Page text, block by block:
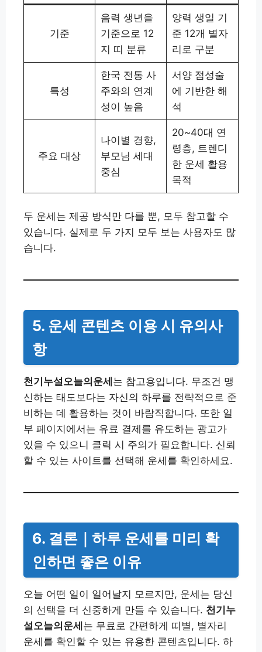
기준
음력 생년을
기준으로 12
지 띠 분류
양력 생일 기
준 12개 별자
리로 구분
특성
한국 전통 사
주와의 연계
성이 높음
서양 점성술
에 기반한 해
석
주요 대상
나이별 경향,
부모님 세대
중심
20~40대 연
령층, 트렌디
한 운세 활용
목적
두 운세는 제공 방식만 다를 뿐, 모두 참고할 수
있습니다. 실제로 두 가지 모두 보는 사용자도 많
습니다.
5. 운세 콘텐츠 이용 시 유의사
항
천기누설오늘의운세는 참고용입니다. 무조건 맹
신하는 태도보다는 자신의 하루를 전략적으로 준
비하는 데 활용하는 것이 바람직합니다. 또한 일
부 페이지에서는 유료 결제를 유도하는 광고가
있을 수 있으니 클릭 시 주의가 필요합니다. 신뢰
할 수 있는 사이트를 선택해 운세를 확인하세요.
6. 결론｜하루 운세를 미리 확
인하면 좋은 이유
오늘 어떤 일이 일어날지 모르지만, 운세는 당신
의 선택을 더 신중하게 만들 수 있습니다. 천기누
설오늘의운세는 무료로 간편하게 띠별, 별자리
운세를 확인할 수 있는 유용한 콘텐츠입니다. 하